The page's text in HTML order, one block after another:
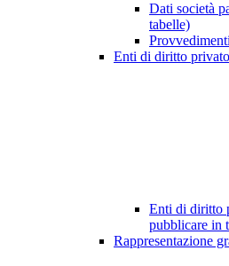
Dati società
tabelle)
Provvedimenti
Enti di diritto
Enti di diritto
pubblicare in
Rappresentazione